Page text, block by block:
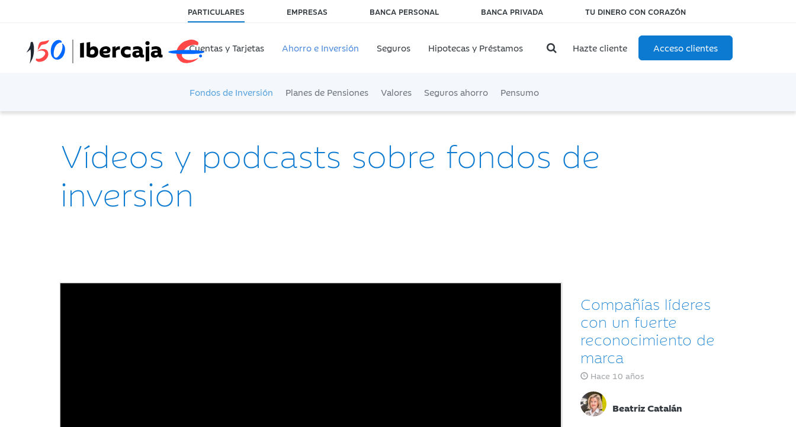
PARTICULARES EMPRESAS BANCA PERSONAL BANCA PRIVADA TU DINERO CON CORAZÓN
Cuentas y Tarjetas Ahorro e Inversión Seguros Hipotecas y Préstamos Hazte cliente Acceso clientes
Fondos de Inversión Planes de Pensiones Valores Seguros ahorro Pensumo
Vídeos y podcasts sobre fondos de
inversión
Compañías líderes
con un fuerte
reconocimiento de
marca
Hace 10 años
Beatriz Catalán